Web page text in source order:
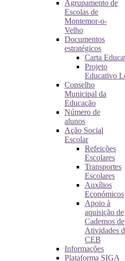
Agrupamento de
Escolas de
Montemor-o-
Velho
Documentos
estratégicos
Carta
Projeto
Educativo
Conselho
Municipal da
Educação
Número de
alunos
Ação Social
Escolar
Refeições
Escolares
Transportes
Escolares
Auxílios
Económicos
Apoio à
aquisição de
Cadernos de
Atividades
CEB
Informações
Plataforma SIGA